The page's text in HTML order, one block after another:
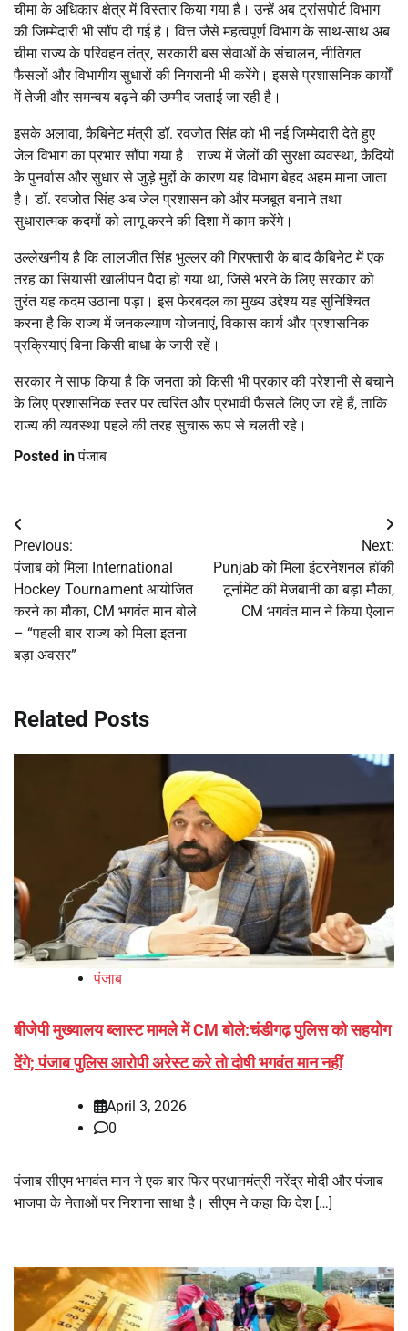
चीमा के अधिकार क्षेत्र में विस्तार किया गया है। उन्हें अब ट्रांसपोर्ट विभाग
की जिम्मेदारी भी सौंप दी गई है। वित्त जैसे महत्वपूर्ण विभाग के साथ-साथ अब
चीमा राज्य के परिवहन तंत्र, सरकारी बस सेवाओं के संचालन, नीतिगत
फैसलों और विभागीय सुधारों की निगरानी भी करेंगे। इससे प्रशासनिक कार्यों
में तेजी और समन्वय बढ़ने की उम्मीद जताई जा रही है।
इसके अलावा, कैबिनेट मंत्री डॉ. रवजोत सिंह को भी नई जिम्मेदारी देते हुए
जेल विभाग का प्रभार सौंपा गया है। राज्य में जेलों की सुरक्षा व्यवस्था, कैदियों
के पुनर्वास और सुधार से जुड़े मुद्दों के कारण यह विभाग बेहद अहम माना जाता
है। डॉ. रवजोत सिंह अब जेल प्रशासन को और मजबूत बनाने तथा
सुधारात्मक कदमों को लागू करने की दिशा में काम करेंगे।
उल्लेखनीय है कि लालजीत सिंह भुल्लर की गिरफ्तारी के बाद कैबिनेट में एक
तरह का सियासी खालीपन पैदा हो गया था, जिसे भरने के लिए सरकार को
तुरंत यह कदम उठाना पड़ा। इस फेरबदल का मुख्य उद्देश्य यह सुनिश्चित
करना है कि राज्य में जनकल्याण योजनाएं, विकास कार्य और प्रशासनिक
प्रक्रियाएं बिना किसी बाधा के जारी रहें।
सरकार ने साफ किया है कि जनता को किसी भी प्रकार की परेशानी से बचाने
के लिए प्रशासनिक स्तर पर त्वरित और प्रभावी फैसले लिए जा रहे हैं, ताकि
राज्य की व्यवस्था पहले की तरह सुचारू रूप से चलती रहे।
Posted inपंजाब
Post
navigation
Previous:
पंजाब को मिला International
Hockey Tournament आयोजित
करने का मौका, CM भगवंत मान बोले
– “पहली बार राज्य को मिला इतना
बड़ा अवसर”
Next:
Punjab को मिला इंटरनेशनल हॉकी
टूर्नामेंट की मेजबानी का बड़ा मौका,
CM भगवंत मान ने किया ऐलान
Related Posts
पंजाब
बीजेपी मुख्यालय ब्लास्ट मामले में CM बोले:चंडीगढ़ पुलिस को सहयोग
देंगे; पंजाब पुलिस आरोपी अरेस्ट करे तो दोषी भगवंत मान नहीं
April 3, 2026
0
पंजाब सीएम भगवंत मान ने एक बार फिर प्रधानमंत्री नरेंद्र मोदी और पंजाब
भाजपा के नेताओं पर निशाना साधा है। सीएम ने कहा कि देश […]